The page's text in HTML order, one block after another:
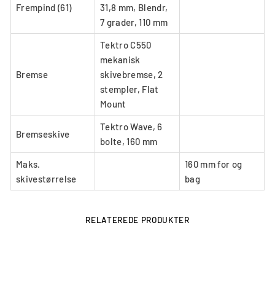
Frempind (61)
31,8 mm, Blendr,
7 grader, 110 mm
Bremse
Tektro C550
mekanisk
skivebremse, 2
stempler, Flat
Mount
Bremseskive
Tektro Wave, 6
bolte, 160 mm
Maks.
skivestørrelse
160 mm for og
bag
RELATEREDE PRODUKTER